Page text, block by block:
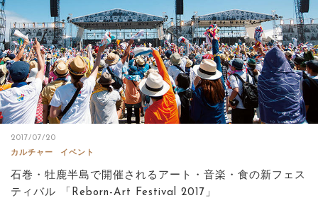
2017/07/20
カルチャー
イベント
石巻・牡鹿半島で開催されるアート・音楽・食の新フェス
ティバル 「Reborn-Art Festival 2017」